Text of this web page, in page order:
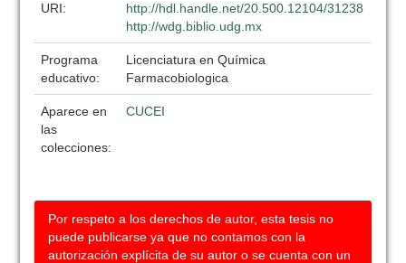
URI:
http://hdl.handle.net/20.500.12104/31238
http://wdg.biblio.udg.mx
Programa
educativo:
Licenciatura en Química
Farmacobiologica
Aparece en
las
colecciones:
CUCEI
Por respeto a los derechos de autor, esta tesis no
puede publicarse ya que no contamos con la
autorización explícita de su autor o se cuenta con un